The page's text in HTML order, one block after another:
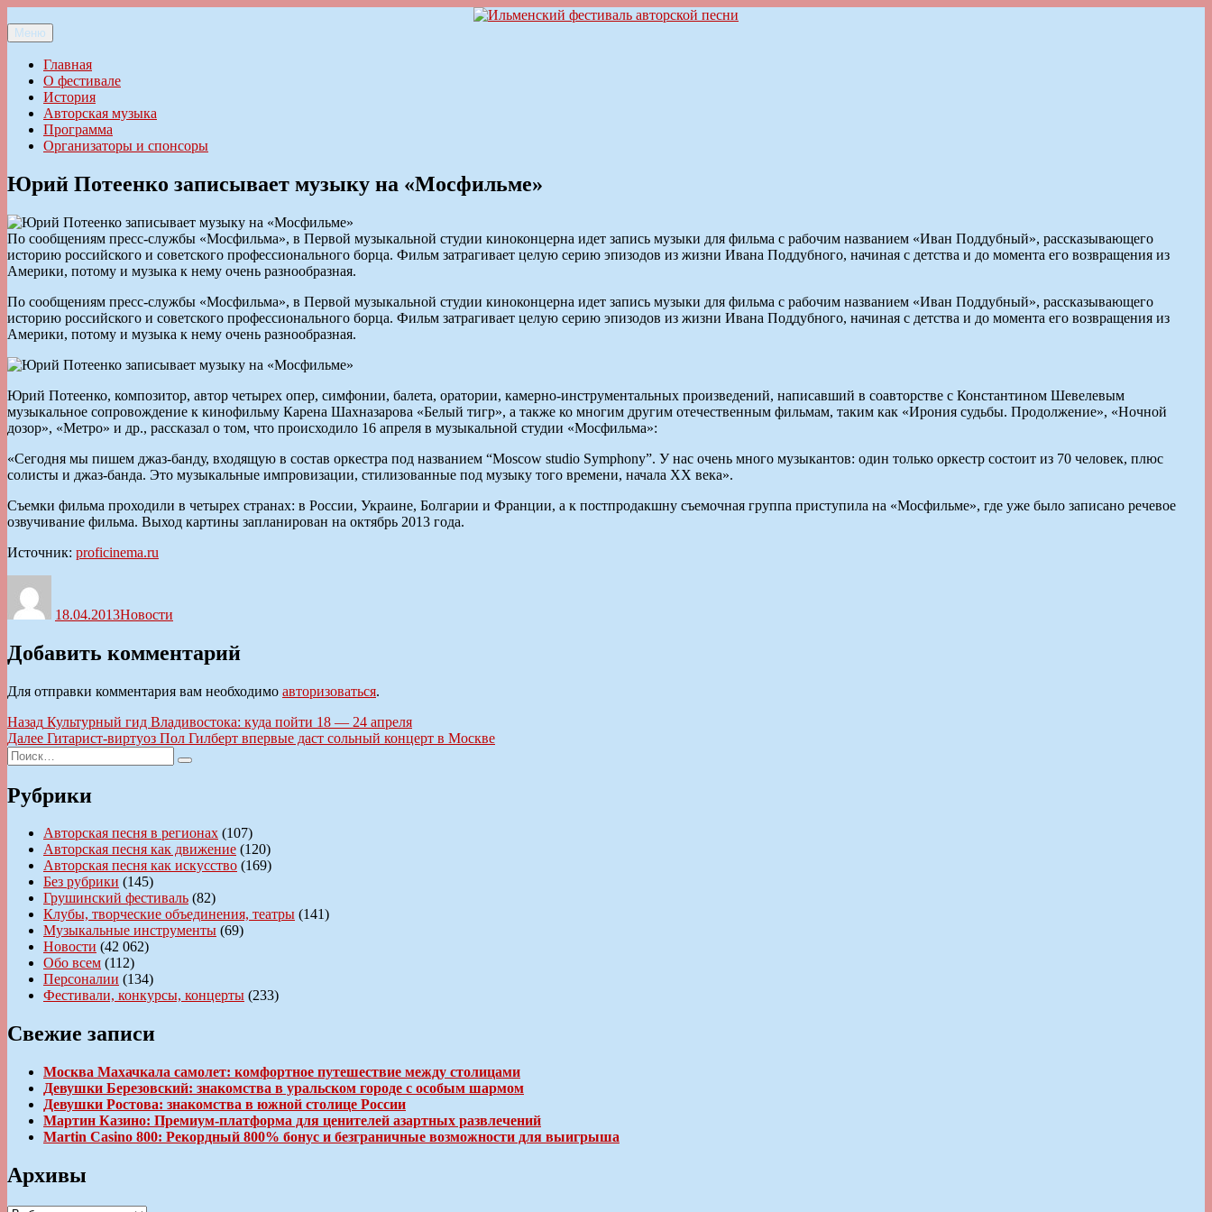
к
содержимому
Ильменский фестиваль авторской песни
Меню
Главная
О фестивале
История
Авторская музыка
Программа
Организаторы и спонсоры
Юрий Потеенко записывает музыку на «Мосфильме»
По сообщениям пресс-службы «Мосфильма», в Первой музыкальной студии киноконцерна идет запись музыки для фильма с рабочим названием «Иван Поддубный», рассказывающего
историю российского и советского профессионального борца. Фильм затрагивает целую серию эпизодов из жизни Ивана Поддубного, начиная с детства и до момента его возвращения из
Америки, потому и музыка к нему очень разнообразная.
По сообщениям пресс-службы «Мосфильма», в Первой музыкальной студии киноконцерна идет запись музыки для фильма с рабочим названием «Иван Поддубный», рассказывающего
историю российского и советского профессионального борца. Фильм затрагивает целую серию эпизодов из жизни Ивана Поддубного, начиная с детства и до момента его возвращения из
Америки, потому и музыка к нему очень разнообразная.
Юрий Потеенко, композитор, автор четырех опер, симфонии, балета, оратории, камерно-инструментальных произведений, написавший в соавторстве с Константином Шевелевым
музыкальное сопровождение к кинофильму Карена Шахназарова «Белый тигр», а также ко многим другим отечественным фильмам, таким как «Ирония судьбы. Продолжение», «Ночной
дозор», «Метро» и др., рассказал о том, что происходило 16 апреля в музыкальной студии «Мосфильма»:
«Сегодня мы пишем джаз-банду, входящую в состав оркестра под названием “Moscow studio Symphony”. У нас очень много музыкантов: один только оркестр состоит из 70 человек, плюс
солисты и джаз-банда. Это музыкальные импровизации, стилизованные под музыку того времени, начала XX века».
Съемки фильма проходили в четырех странах: в России, Украине, Болгарии и Франции, а к постпродакшну съемочная группа приступила на «Мосфильме», где уже было записано речевое
озвучивание фильма. Выход картины запланирован на октябрь 2013 года.
Источник: proficinema.ru
18.04.2013Новости
Добавить комментарий
Для отправки комментария вам необходимо авторизоваться.
Навигация
по
записям
Назад Предыдущая
запись:
Культурный гид Владивостока: куда пойти 18 — 24 апреля
Далее Следующая
Гитарист-виртуоз Пол Гилберт впервые даст сольный концерт в Москве
Искать:
Поиск
Рубрики
Авторская песня в регионах (107)
Авторская песня как движение (120)
Авторская песня как искусство (169)
Без рубрики (145)
Грушинский фестиваль (82)
Клубы, творческие объединения, театры (141)
Музыкальные инструменты (69)
Новости (42 062)
Обо всем (112)
Персоналии (134)
Фестивали, конкурсы, концерты (233)
Свежие записи
Москва Махачкала самолет: комфортное путешествие между столицами
Девушки Березовский: знакомства в уральском городе с особым шармом
Девушки Ростова: знакомства в южной столице России
Мартин Казино: Премиум-платформа для ценителей азартных развлечений
Martin Casino 800: Рекордный 800% бонус и безграничные возможности для выигрыша
Архивы